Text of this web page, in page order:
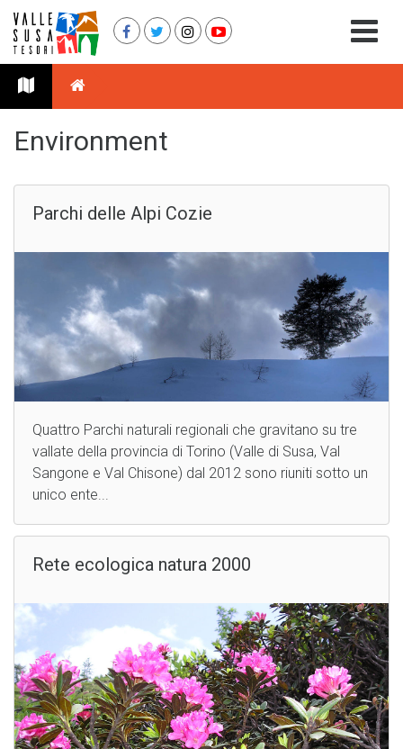
Environment
Parchi delle Alpi Cozie
Quattro Parchi naturali regionali che gravitano su tre
vallate della provincia di Torino (Valle di Susa, Val
Sangone e Val Chisone) dal 2012 sono riuniti sotto un
unico ente...
Rete ecologica natura 2000